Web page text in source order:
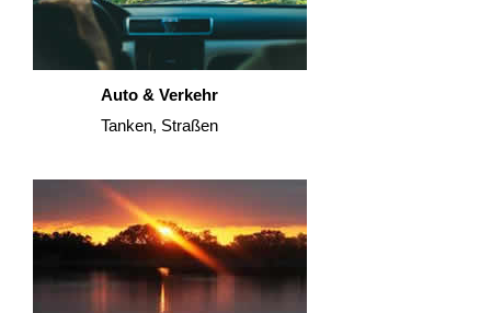
Auto & Verkehr
Tanken, Straßen